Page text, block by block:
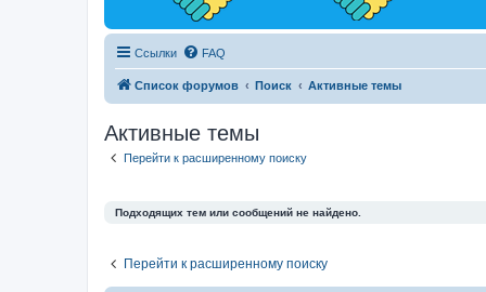
Ссылки FAQ
Список форумов Поиск Активные темы
Активные темы
Перейти к расширенному поиску
Подходящих тем или сообщений не найдено.
Перейти к расширенному поиску